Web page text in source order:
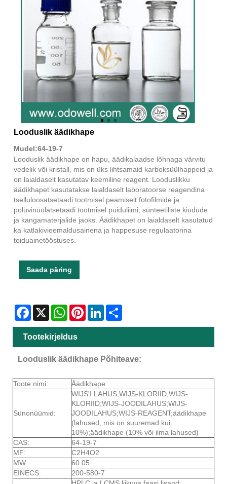
Looduslik äädikhape
Mudel:64-19-7
Looduslik äädikhape on hapu, äädikalaadse lõhnaga värvitu
vedelik või kristall, mis on üks lihtsamaid karboksüülhappeid ja
on laialdaselt kasutatav keemiline reagent. Looduslikku
äädikhapet kasutatakse laialdaselt laboratoorse reagendina
tselluloosatsetaadi tootmisel peamiselt fotofilmide ja
polüvinüülatsetaadi tootmisel puiduliimi, sünteetiliste kiudude
ja kangamaterjalide jaoks. Äädikhapet on laialdaselt kasutatud
ka katlakivieemaldusainena ja happesuse regulaatorina
toiduainetööstuses.
Saada päring
Facebook
X WhatsAppPinterestLinkedIn
Tootekirjeldus
Looduslik äädikhape Põhiteave:
Toote nimi: Äädikhape
Sünonüümid:
WIJS'I LAHUS;WIJS-KLORIID;WIJS-
KLORIID;WIJS-JOODILAHUS;WIJS-
JOODILAHUS;WIJS-REAGENT;äädikhape
(lahused, mis on suuremad kui
10%);äädikhape (10% või ilma lahused)
CAS:
64-19-7
MF:
C2H4O2
MW:
60.05
EINECS:
200-580-7